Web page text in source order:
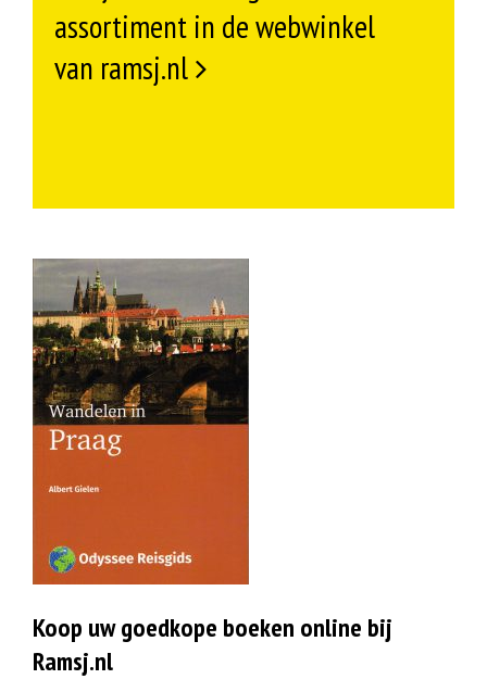
assortiment in de webwinkel
van ramsj.nl
Koop uw goedkope boeken online bij
Ramsj.nl